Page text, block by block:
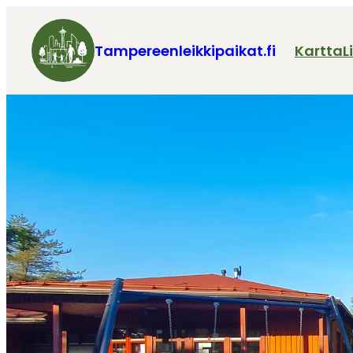
Tampereenleikkipaikat.fi Kartta